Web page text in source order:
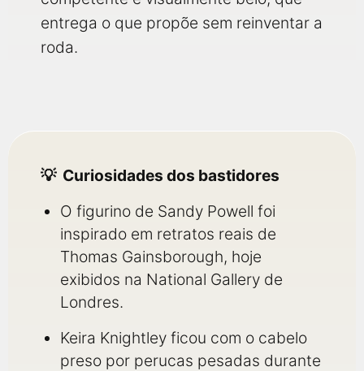
entrega o que propõe sem reinventar a
roda.
Curiosidades dos bastidores
O figurino de Sandy Powell foi
inspirado em retratos reais de
Thomas Gainsborough, hoje
exibidos na National Gallery de
Londres.
Keira Knightley ficou com o cabelo
preso por perucas pesadas durante